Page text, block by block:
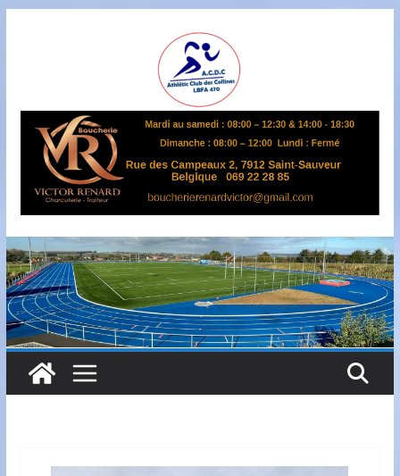
A
S
B
L
L
B
F
A
4
7